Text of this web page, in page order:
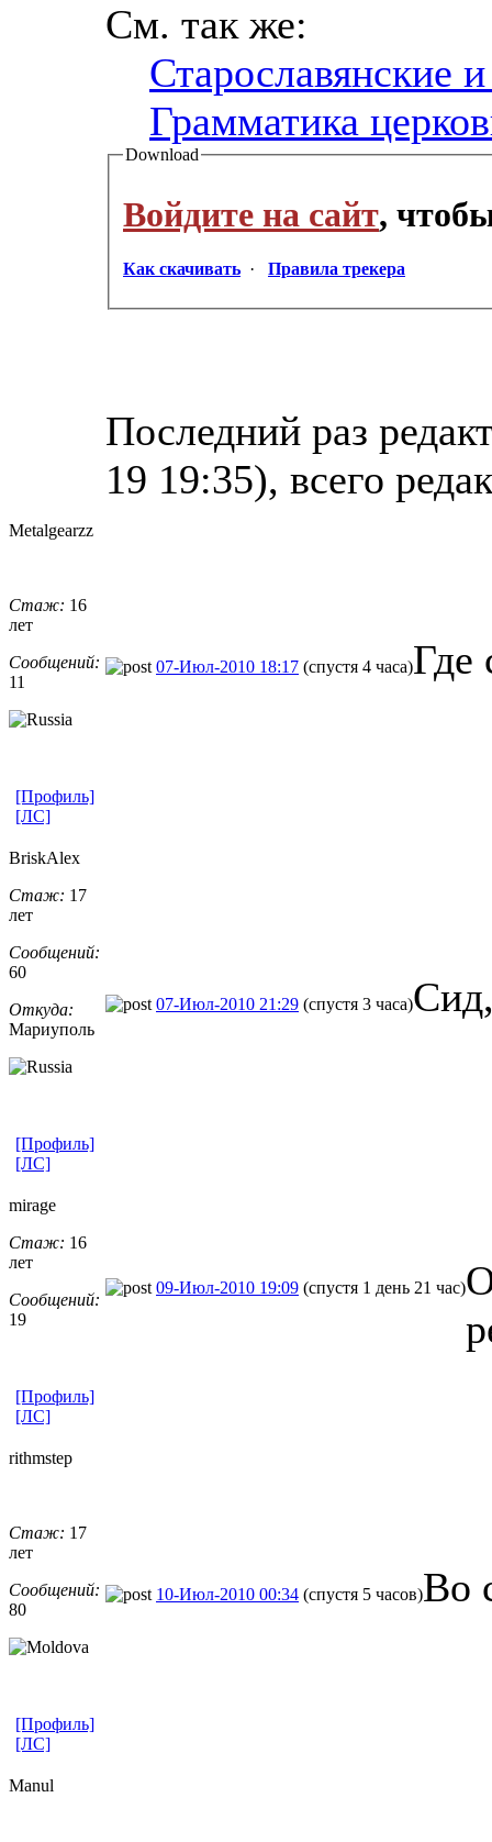
См. так же:
Старославянские
Грамматика
Download
Войдите на сайт,
Как скачивать · Правила трекера
Последний раз
19 19:35), всего
Metalgearzz
Стаж: 16
лет
Сообщений:
11
07-Июл-2010 18:17 (спустя 4 часа)Где
[Профиль]
[ЛС]
BriskAlex
Стаж: 17
лет
Сообщений:
60
Откуда:
Мариуполь
07-Июл-2010 21:29 (спустя 3 часа)
[Профиль]
[ЛС]
mirage
Стаж: 16
лет
Сообщений:
19
09-Июл-2010 19:09 (спустя 1 день 21 час)
[Профиль]
[ЛС]
rithmstep
Стаж: 17
лет
Сообщений:
80
10-Июл-2010 00:34 (спустя 5 часов)Во
[Профиль]
[ЛС]
Manul